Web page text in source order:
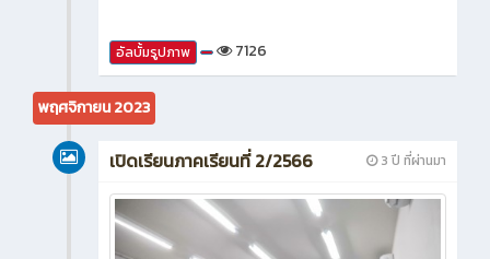
อัลบั้มรูปภาพ 7126
พฤศจิกายน 2023
3 ปี ที่ผ่านมา
เปิดเรียนภาคเรียนที่ 2/2566